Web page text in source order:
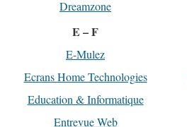
Dreamzone
E – F
E-Mulez
Ecrans Home Technologies
Education & Informatique
Entrevue Web